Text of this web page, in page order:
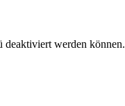
werden